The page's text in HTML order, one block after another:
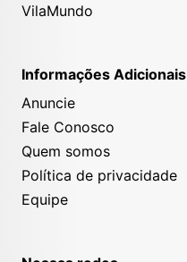
VilaMundo
Informações Adicionais
Anuncie
Fale Conosco
Quem somos
Política de privacidade
Equipe